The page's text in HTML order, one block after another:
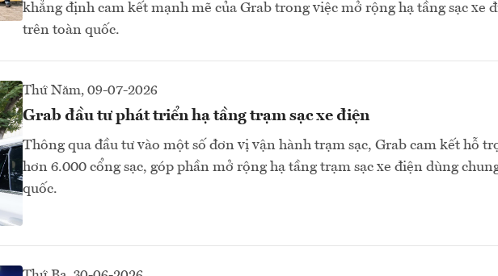
khẳng định cam kết mạnh mẽ của Grab trong việc mở rộng hạ tầng sạc xe
trên toàn quốc.
Thứ Năm, 09-07-2026
Grab đầu tư phát triển hạ tầng trạm sạc xe điện
Thông qua đầu tư vào một số đơn vị vận hành trạm sạc, Grab cam kết hỗ
hơn 6.000 cổng sạc, góp phần mở rộng hạ tầng trạm sạc xe điện dùng
quốc.